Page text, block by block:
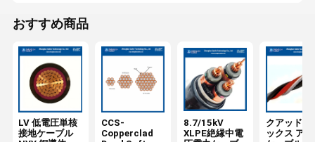
おすすめ商品
LV 低電圧単核
接地ケーブル
CCS-
Copperclad
8.7/15kV
XLPE絶縁中電
クアッドプ
ックス ア